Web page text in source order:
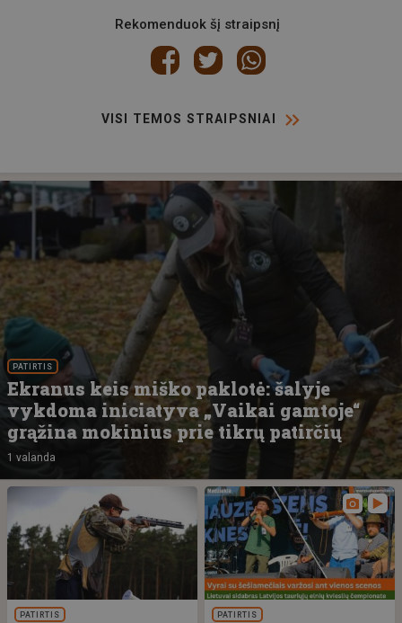
Rekomenduok šį straipsnį
VISI TEMOS STRAIPSNIAI
PATIRTIS
Ekranus keis miško paklotė: šalyje
vykdoma iniciatyva „Vaikai gamtoje“
grąžina mokinius prie tikrų patirčių
1 valanda
PATIRTIS PATIRTIS